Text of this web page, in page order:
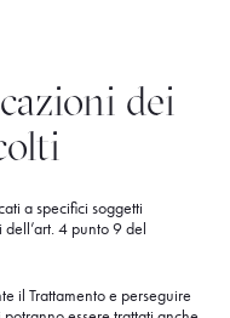
dei
a specifici soggetti
4 punto 9 del
il Trattamento e perseguire